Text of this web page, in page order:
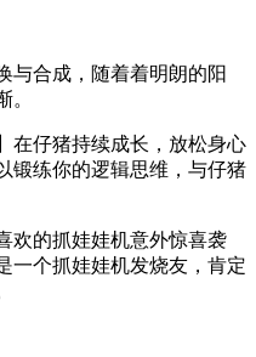
与合成，随着着明朗的阳
。
在仔猪持续成长，放松身心
锻练你的逻辑思维，与仔猪
欢的抓娃娃机意外惊喜袭
一个抓娃娃机发烧友，肯定